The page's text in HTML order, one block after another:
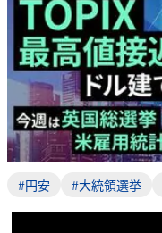
#円安 #大統領選挙